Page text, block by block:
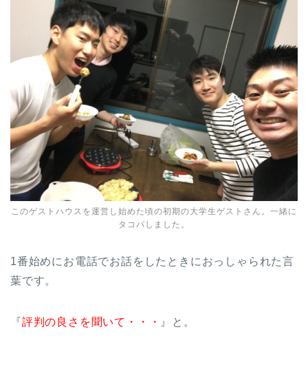
このゲストハウスを運営し始めた頃の初期の大学生ゲストさん。一緒に
タコパしました。
1番始めにお電話でお話をしたときにおっしゃられた言
葉です。
『評判の良さを聞いて・・・ 』と。